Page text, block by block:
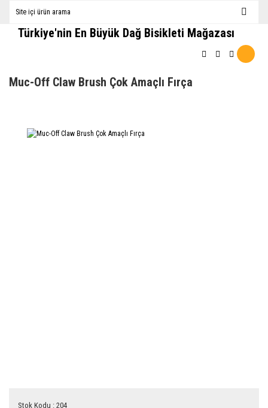
Türkiye'nin En Büyük Dağ Bisikleti Mağazası
Muc-Off Claw Brush Çok Amaçlı Fırça
Stok Kodu : 204